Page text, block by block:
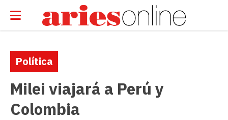
Milei viajará a Perú y
Colombia
Política